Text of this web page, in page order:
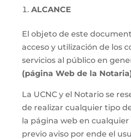
ALCANCE
El objeto de este
acceso y utilización de los
servicios al público en
(página Web de la
La UCNC y el Notario se
de realizar cualquier tipo
la página web en
previo aviso por ende el